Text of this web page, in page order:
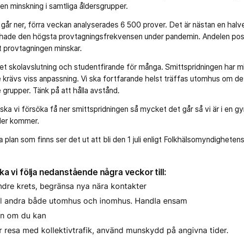
minskning i samtliga åldersgrupper.
ner, förra veckan analyserades 6 500 prover. Det är nästan en
den högsta provtagningsfrekvensen under pandemin. Andelen
minskar.
skolavslutning och studentfirande för många. Smittspridningen har
viss anpassning. Vi ska fortfarande helst träffas utomhus om
Tänk på att hålla avstånd.
vi försöka få ner smittspridningen så mycket det går så vi är i en
kommer.
plan som finns ser det ut att bli den 1 juli enligt
vi följa nedanstående några veckor till:
krets, begränsa nya nära kontakter
andra både utomhus och inomhus. Handla ensam
om du kan
resa med kollektivtrafik, använd munskydd på angivna tider.